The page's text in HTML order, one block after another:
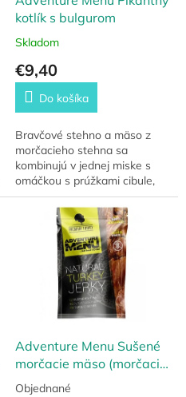
kotlík s bulgurom
Skladom
€9,40
Do košíka
Bravčové stehno a mäso z
morčacieho stehna sa
kombinujú v jednej miske s
omáčkou s prúžkami cibule,
mäsovej klobásy, slaniny a
húb. Rýchla príprava jedla
zaberie 10 minút.
Adventure Menu Sušené
morčacie mäso (morčacie
jerky)
Objednané